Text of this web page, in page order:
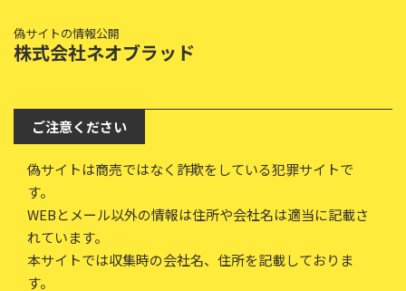
偽サイトの情報公開
株式会社ネオブラッド
ご注意ください
偽サイトは商売ではなく詐欺をしている犯罪サイトで
す。
WEBとメール以外の情報は住所や会社名は適当に記載さ
れています。
本サイトでは収集時の会社名、住所を記載しておりま
す。